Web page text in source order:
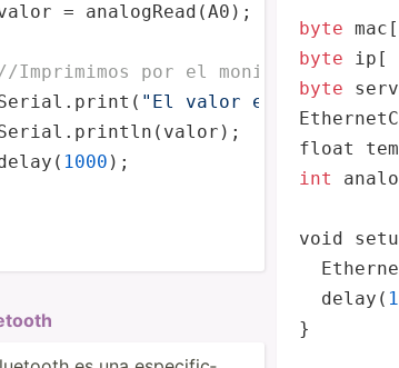
= analogRead(A0);
Imprimimos por el monitor serie
"El valor es = " );
1000 );
byte
byte ip[
byte
int
void
delay(
}